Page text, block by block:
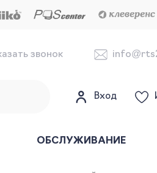
звонок
Вход
ОБСЛУЖИВАНИЕ